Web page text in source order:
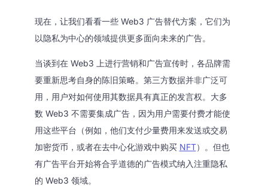
现在，让我们看看一些 Web3 广告替代方案，它们为
以隐私为中心的领域提供更多面向未来的广告。
当谈到在 Web3 上进行营销和广告宣传时，各品牌需
要重新思考自身的陈旧策略。第三方数据并非广泛可
用，用户对如何使用其数据具有真正的发言权。大多
数 Web3 不需要集成广告，因为用户需要付费才能使
用这些平台（例如，他们支付少量费用来发送或交易
加密货币，或者在去中心化游戏中购买 NFT）。但也
有广告平台开始将合乎道德的广告模式纳入注重隐私
的 Web3 领域。